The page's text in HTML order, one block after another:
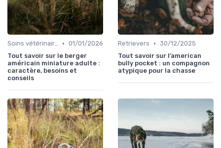
Soins vétérinaires pour chiens de chasse • 01/01/2026
Tout savoir sur le berger
américain miniature adulte :
caractère, besoins et
conseils
Retrievers • 30/12/2025
Tout savoir sur l’american
bully pocket : un compagnon
atypique pour la chasse